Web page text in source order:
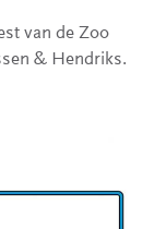
van de Zoo
& Hendriks.